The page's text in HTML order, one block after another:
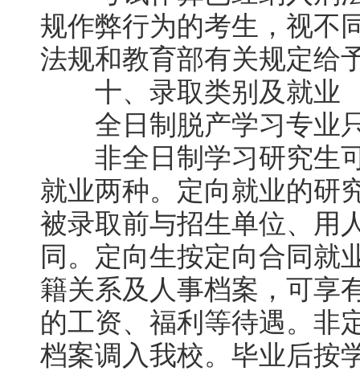
规作弊行为的考生，视不
法规和教育部有关规定给
十、录取类别及就业
全日制脱产学习专业只
非全日制学习研究生可
就业两种。定向就业的研
被录取前与招生单位、用
同。定向生按定向合同就
籍关系及人事档案，可享
的工资、福利等待遇。非
档案调入我校。毕业后按